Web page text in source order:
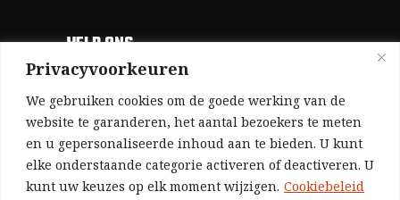
Privacyvoorkeuren
We gebruiken cookies om de goede werking van de
website te garanderen, het aantal bezoekers te meten
en u gepersonaliseerde inhoud aan te bieden. U kunt
elke onderstaande categorie activeren of deactiveren. U
kunt uw keuzes op elk moment wijzigen. Cookiebeleid
HELP ONS
Aangezien we volledig zelf gefinancierd zijn
(zonder subsidies, zonder commerciële
advertenties en zonder rijke sponsors), zijn we
voor de publicatie van ons tijdschrift uitsluitend
afhankelijk van de financiële steun van onze